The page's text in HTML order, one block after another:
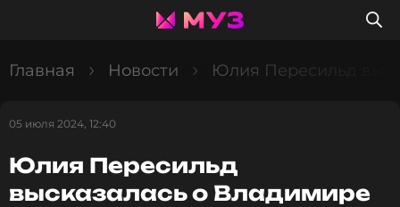
Главная Новости Юлия Пересильд
05 июля 2024, 12:40
Юлия Пересильд
высказалась о Владимире